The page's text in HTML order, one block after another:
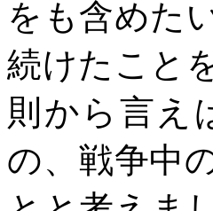
をも含めた
続けたこと
則から言え
の、戦争中